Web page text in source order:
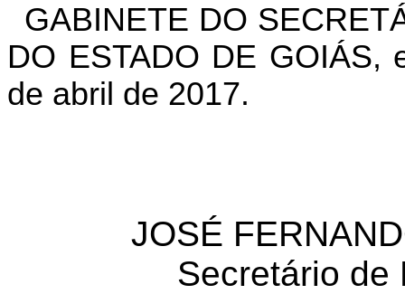
GABINETE DO
DO ESTADO DE GOIÁS,
de abril de 2017.
JOSÉ
Secretário de